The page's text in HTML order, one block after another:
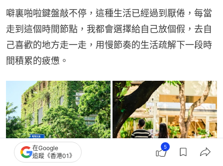
噼裏啪啦鍵盤敲不停，這種生活已經過到厭倦，每當
走到這個時間節點，我都會選擇給自己放個假，去自
己喜歡的地方走一走，用慢節奏的生活疏解下一段時
間積累的疲憊。
在Google
追蹤《香港01》
5